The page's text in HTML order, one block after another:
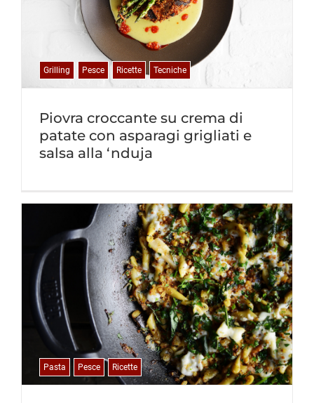
Piovra croccante su crema di
patate con asparagi grigliati e
salsa alla ‘nduja
Grilling Pesce Ricette Tecniche
Pasta Pesce Ricette